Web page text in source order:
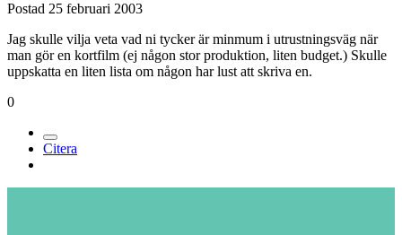
Postad 25 februari 2003
Jag skulle vilja veta vad ni tycker är minmum i utrustningsväg när
man gör en kortfilm (ej någon stor produktion, liten budget.) Skulle
uppskatta en liten lista om någon har lust att skriva en.
0
Citera